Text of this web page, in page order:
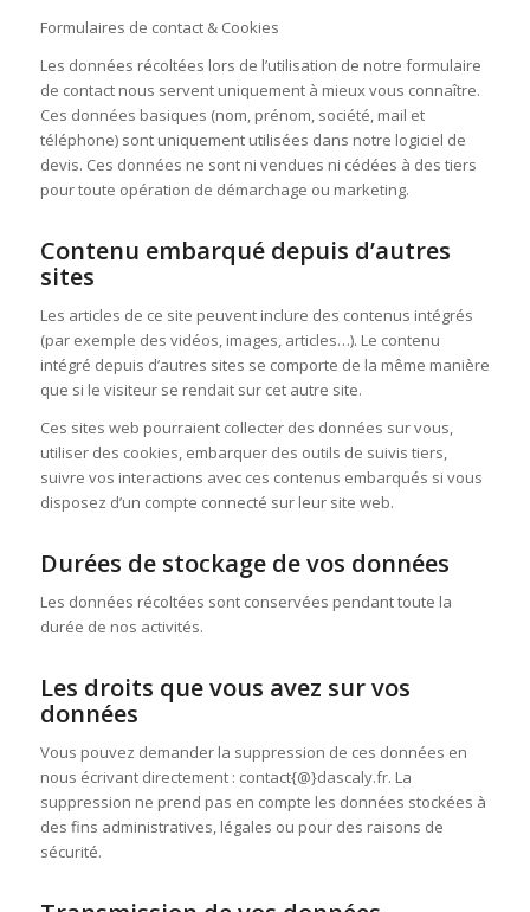
Formulaires de contact & Cookies
Les données récoltées lors de l’utilisation de notre formulaire
de contact nous servent uniquement à mieux vous connaître.
Ces données basiques (nom, prénom, société, mail et
téléphone) sont uniquement utilisées dans notre logiciel de
devis. Ces données ne sont ni vendues ni cédées à des tiers
pour toute opération de démarchage ou marketing.
Contenu embarqué depuis d’autres
sites
Les articles de ce site peuvent inclure des contenus intégrés
(par exemple des vidéos, images, articles…). Le contenu
intégré depuis d’autres sites se comporte de la même manière
que si le visiteur se rendait sur cet autre site.
Ces sites web pourraient collecter des données sur vous,
utiliser des cookies, embarquer des outils de suivis tiers,
suivre vos interactions avec ces contenus embarqués si vous
disposez d’un compte connecté sur leur site web.
Durées de stockage de vos données
Les données récoltées sont conservées pendant toute la
durée de nos activités.
Les droits que vous avez sur vos
données
Vous pouvez demander la suppression de ces données en
nous écrivant directement : contact{@}dascaly.fr. La
suppression ne prend pas en compte les données stockées à
des fins administratives, légales ou pour des raisons de
sécurité.